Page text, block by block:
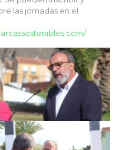
las jornadas en el